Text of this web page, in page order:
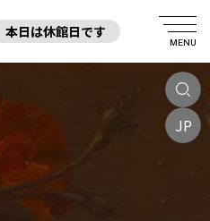
本日は休館日です
MENU
JP